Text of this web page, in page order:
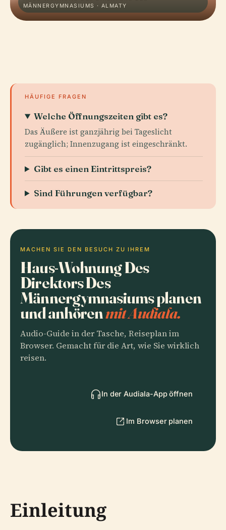
MÄNNERGYMNASIUMS · ALMATY
HÄUFIGE FRAGEN
Welche Öffnungszeiten gibt es?
Das Äußere ist ganzjährig bei Tageslicht
zugänglich; Innenzugang ist eingeschränkt.
Gibt es einen Eintrittspreis?
Sind Führungen verfügbar?
MACHEN SIE DEN BESUCH ZU IHREM
Haus-Wohnung Des
Direktors Des
Männergymnasiums planen
und anhörenmit Audiala.
Audio-Guide in der Tasche, Reiseplan im
Browser. Gemacht für die Art, wie Sie wirklich
reisen.
In der Audiala-App öffnen
Im Browser planen
Einleitung